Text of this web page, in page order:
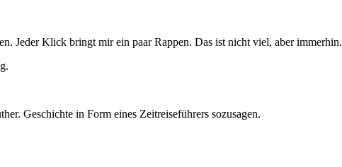
Jeder Klick bringt mir ein paar Rappen. Das ist nicht viel, aber immerhin.
Geschichte in Form eines Zeitreiseführers sozusagen.